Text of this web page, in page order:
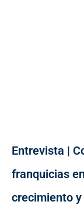
Entrevista |
franquicias
crecimiento